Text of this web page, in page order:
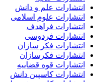
انتشارات علم و دانش
انتشارات علوم اسلامی
انتشارات فراهدف
انتشارات فردوسی
انتشارات فکر سازان
انتشارات فکرسازان
انتشارات قوه قضاییه
انتشارات کاسپین دانش